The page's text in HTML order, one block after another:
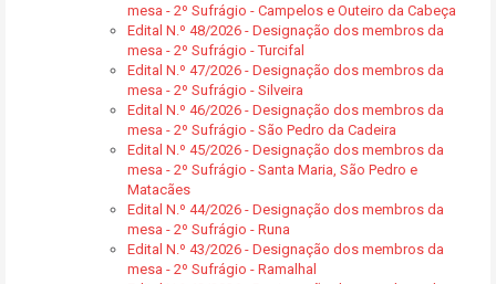
mesa - 2º Sufrágio - Campelos e Outeiro da Cabeça
Edital N.º 48/2026 - Designação dos membros da
mesa - 2º Sufrágio - Turcifal
Edital N.º 47/2026 - Designação dos membros da
mesa - 2º Sufrágio - Silveira
Edital N.º 46/2026 - Designação dos membros da
mesa - 2º Sufrágio - São Pedro da Cadeira
Edital N.º 45/2026 - Designação dos membros da
mesa - 2º Sufrágio - Santa Maria, São Pedro e
Matacães
Edital N.º 44/2026 - Designação dos membros da
mesa - 2º Sufrágio - Runa
Edital N.º 43/2026 - Designação dos membros da
mesa - 2º Sufrágio - Ramalhal